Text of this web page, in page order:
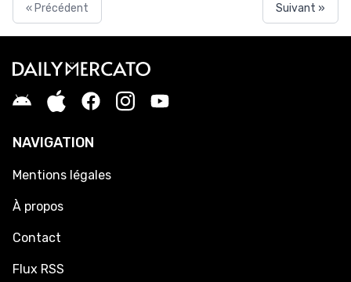
« Précédent Suivant »
NAVIGATION
Mentions légales
À propos
Contact
Flux RSS